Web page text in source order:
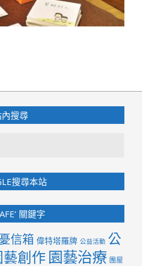
搜尋
搜尋本站
關鍵字
信箱 偉特塔羅牌 公益活動 公
藝創作 園藝治療 團屋